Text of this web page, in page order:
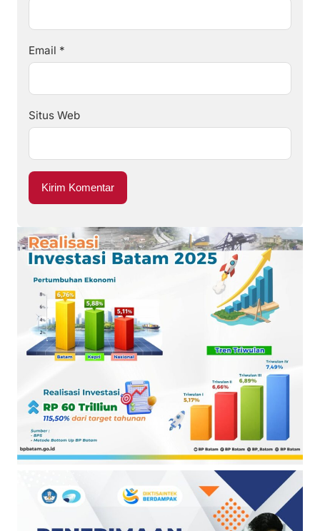
Email *
Situs Web